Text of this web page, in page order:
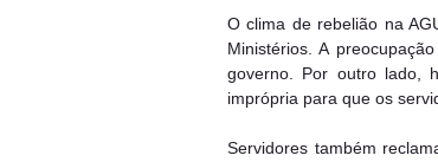
O clima de rebelião na
Ministérios. A
governo. Por outro lado,
imprópria para que os
Servidores também